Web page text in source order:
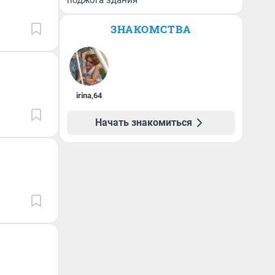
ЗНАКОМСТВА
irina,64
Начать знакомиться